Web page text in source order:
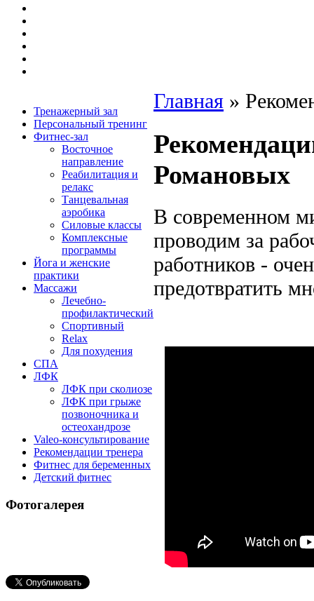
Тренажерный зал
Персональный тренинг
Фитнес-зал
Восточное
направление
Реабилитация и
релакс
Танцевальная
аэробика
Силовые классы
Комплексные
программы
Йога и женские
практики
Массажи
Лечебно-
профилактический
Спортивный
Relax
Для похудения
СПА
ЛФК
ЛФК при сколиозе
ЛФК при грыже
позвоночника и
остеохандрозе
Valeo-консультирование
Рекомендации тренера
Фитнес для беременных
Детский фитнес
Фотогалерея
Главная »
Романовых
В современном
проводим за
работников -
предотвратить